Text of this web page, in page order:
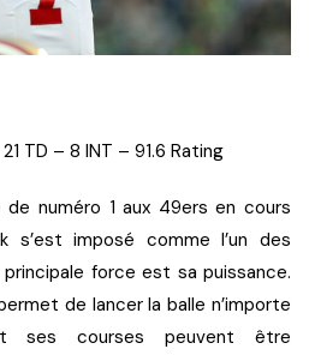
TD – 8 INT – 91.6 Rating
de numéro 1 aux 49ers en cours
s’est imposé comme l’un des
principale force est sa puissance.
de lancer la balle n’importe
courses peuvent être